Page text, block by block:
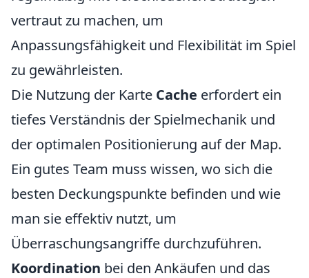
vertraut zu machen, um
Anpassungsfähigkeit und Flexibilität im Spiel
zu gewährleisten.
Die Nutzung der Karte Cache erfordert ein
tiefes Verständnis der Spielmechanik und
der optimalen Positionierung auf der Map.
Ein gutes Team muss wissen, wo sich die
besten Deckungspunkte befinden und wie
man sie effektiv nutzt, um
Überraschungsangriffe durchzuführen.
Koordination bei den Ankäufen und das